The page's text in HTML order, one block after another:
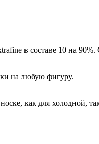
в составе 10 на 90%.
на любую фигуру.
как для холодной,